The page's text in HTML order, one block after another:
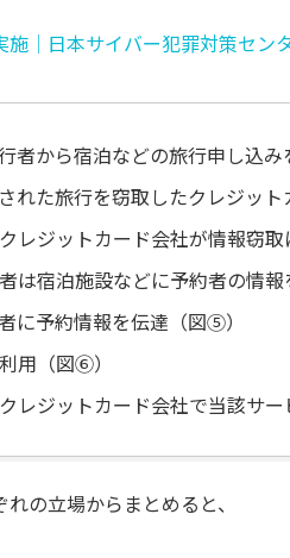
施│日本サイバー犯罪対策セン
者から宿泊などの旅行申し込み
れた旅行を窃取したクレジッ
レジットカード会社が情報窃
は宿泊施設などに予約者の情報
に予約情報を伝達（図⑤）
用（図⑥）
レジットカード会社で当該サ
の立場からまとめると、